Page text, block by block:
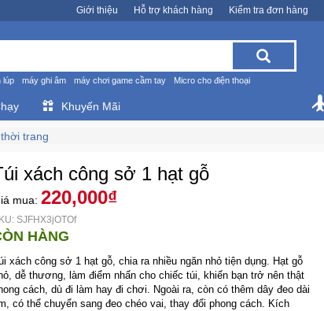
Giới thiệu Hỗ trợ khách hàng Kiểm tra đơn hàng
lúp máy ghi âm máy chơi game cầm tay Micro cho điện thoại
Khuyến Mãi
trang
xách công sở 1 hạt gỗ
mua: 220,000₫
SJFHX3jOTOf
HÀNG
xách công sở 1 hạt gỗ, chia ra nhiều ngăn nhỏ tiện dụng. Hạt gỗ
dễ thương, làm điểm nhấn cho chiếc túi, khiến bạn trở nên thật
cách, dù đi làm hay đi chơi. Ngoài ra, còn có thêm dây đeo dài
có thể chuyển sang đeo chéo vai, thay đổi phong cách. Kích